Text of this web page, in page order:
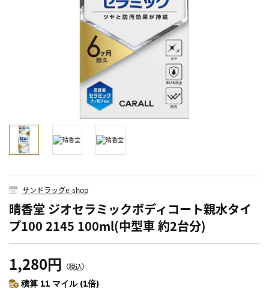
サンドラッグe-shop
晴香堂 ジオセラミックボディコート親水タイ
プ100 2145 100ml(中型車 約2台分)
1,280円 （税込）
積算 11 マイル (1倍)